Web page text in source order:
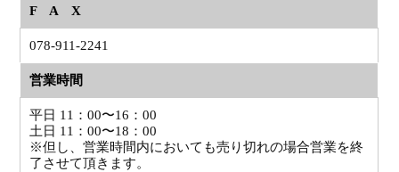
F A X
078-911-2241
営業時間
平日 11：00〜16：00
土日 11：00〜18：00
※但し、営業時間内においても売り切れの場合営業を終
了させて頂きます。